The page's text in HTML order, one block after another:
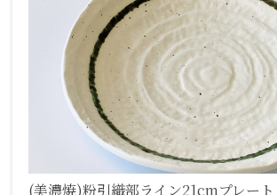
(美濃焼)粉引織部ライン21cmプレート